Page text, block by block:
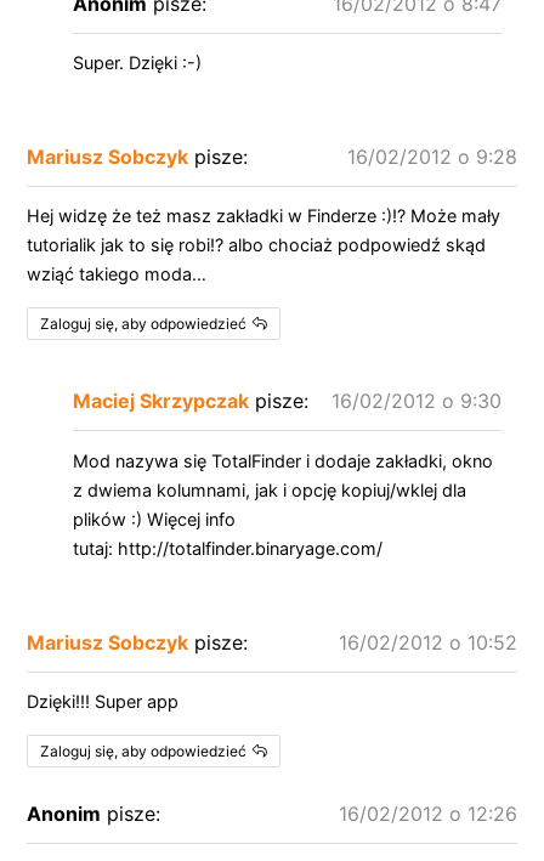
Super. Dzięki :-)
Mariusz Sobczyk pisze: 16/02/2012 o 9:28
Hej widzę że też masz zakładki w Finderze :)!? Może mały
tutorialik jak to się robi!? albo chociaż podpowiedź skąd
wziąć takiego moda…
Zaloguj się, aby odpowiedzieć
Maciej Skrzypczak pisze: 16/02/2012 o 9:30
Mod nazywa się TotalFinder i dodaje zakładki, okno
z dwiema kolumnami, jak i opcję kopiuj/wklej dla
plików :) Więcej info
tutaj: http://totalfinder.binaryage.com/
Mariusz Sobczyk pisze: 16/02/2012 o 10:52
Dzięki!!! Super app
Zaloguj się, aby odpowiedzieć
Anonim pisze: 16/02/2012 o 12:26